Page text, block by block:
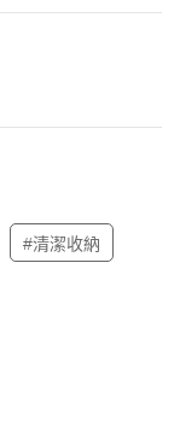
#清潔收納